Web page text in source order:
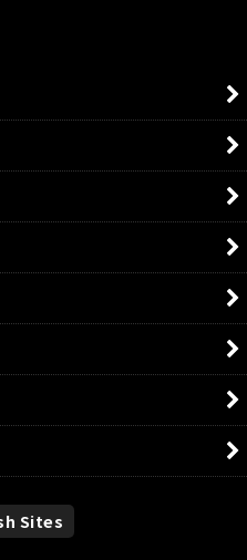
Sites